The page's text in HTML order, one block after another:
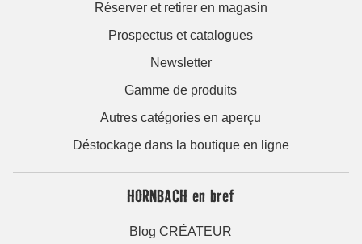
Réserver et retirer en magasin
Prospectus et catalogues
Newsletter
Gamme de produits
Autres catégories en aperçu
Déstockage dans la boutique en ligne
HORNBACH en bref
Blog CRÉATEUR